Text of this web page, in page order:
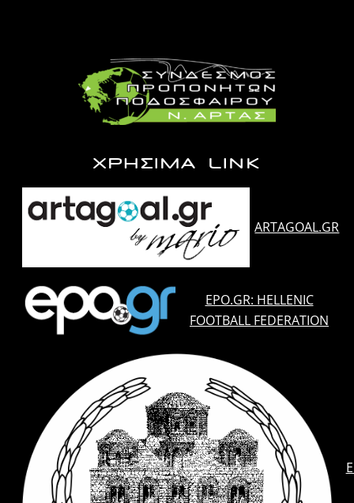
ΧΡΗΣΙΜΑ LINK
ARTAGOAL.GR
EPO.GR: HELLENIC
FOOTBALL FEDERATION